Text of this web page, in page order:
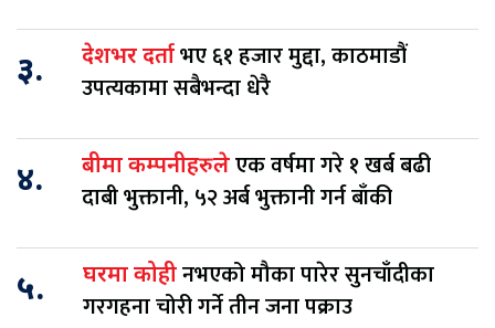
३. देशभर दर्ताभए ६१ हजार मुद्दा, काठमाडौं
उपत्यकामा सबैभन्दा धेरै
४. बीमा कम्पनीहरुलेएक वर्षमा गरे १ खर्ब बढी
दाबी भुक्तानी, ५२ अर्ब भुक्तानी गर्न बाँकी
५. घरमा कोहीनभएको मौका पारेर सुनचाँदीका
गरगहना चोरी गर्ने तीन जना पक्राउ